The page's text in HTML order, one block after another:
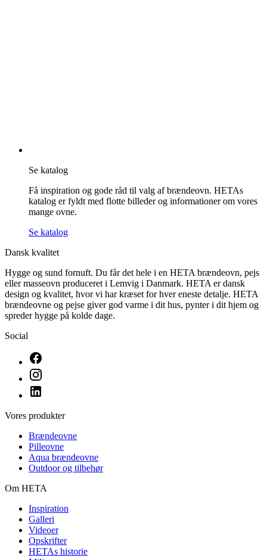
Se katalog
Få inspiration og gode råd til valg af brændeovn. HETAs
katalog er fyldt med flotte billeder og informationer om vores
mange ovne.
Se katalog
Dansk kvalitet
Hygge og sund fornuft. Du får det hele i en HETA brændeovn, pejs
eller masseovn produceret i Lemvig i Danmark. HETA er dansk
design og kvalitet, hvor vi har kræset for hver eneste detalje. HETA
brændeovne og pejse giver god varme i dit hus, pynter i dit hjem og
spreder hygge på kolde dage.
Social
Vores produkter
Brændeovne
Pilleovne
Aqua brændeovne
Outdoor og tilbehør
Om HETA
Inspiration
Galleri
Videoer
Opskrifter
HETAs historie